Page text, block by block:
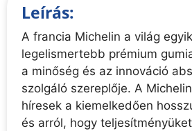
Leírás:
A francia Michelin a világ
legelismertebb prémium
a minőség és az innováció
szolgáló szereplője. A
híresek a kiemelkedően
és arról, hogy